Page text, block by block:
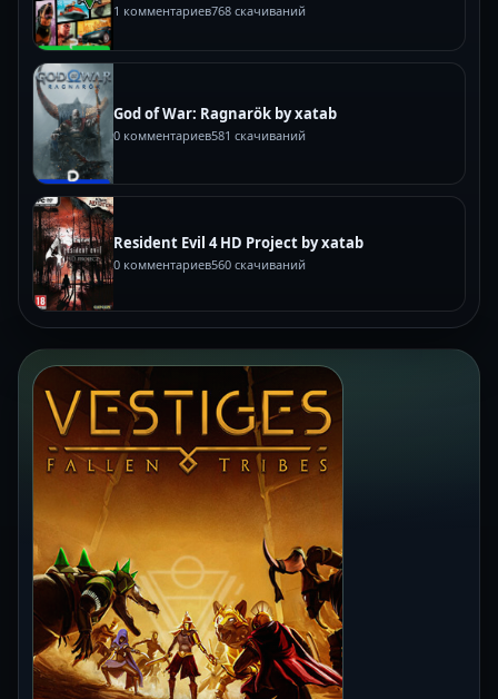
1 комментариев768 скачиваний
God of War: Ragnarök by xatab
0 комментариев581 скачиваний
Resident Evil 4 HD Project by xatab
0 комментариев560 скачиваний